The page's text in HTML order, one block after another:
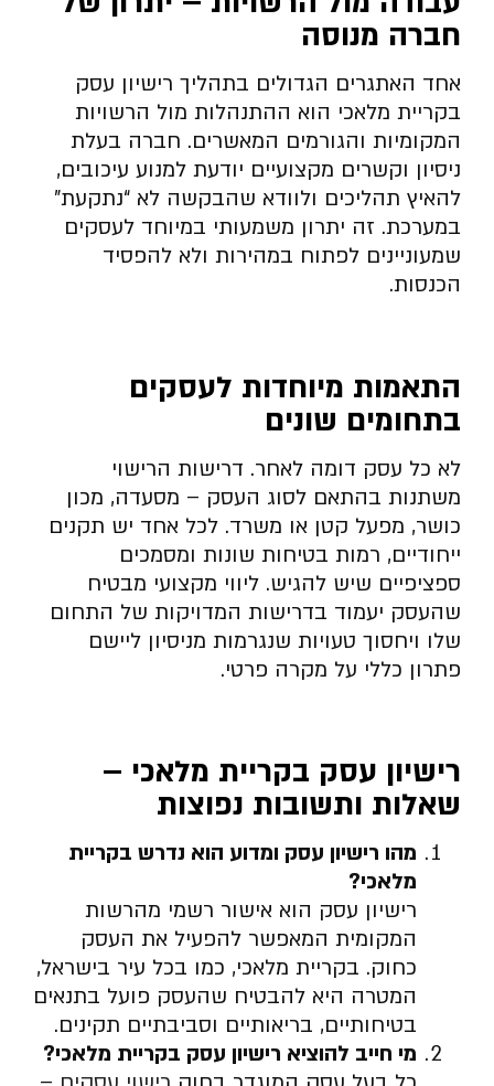
חברה מנוסה
אחד האתגרים הגדולים בתהליך רישיון עסק
בקריית מלאכי הוא ההתנהלות מול הרשויות
המקומיות והגורמים המאשרים. חברה בעלת
ניסיון וקשרים מקצועיים יודעת למנוע עיכובים,
להאיץ תהליכים ולוודא שהבקשה לא “נתקעת”
במערכת. זה יתרון משמעותי במיוחד לעסקים
שמעוניינים לפתוח במהירות ולא להפסיד
הכנסות.
התאמות מיוחדות לעסקים
בתחומים שונים
לא כל עסק דומה לאחר. דרישות הרישוי
משתנות בהתאם לסוג העסק – מסעדה, מכון
כושר, מפעל קטן או משרד. לכל אחד יש תקנים
ייחודיים, רמות בטיחות שונות ומסמכים
ספציפיים שיש להגיש. ליווי מקצועי מבטיח
שהעסק יעמוד בדרישות המדויקות של התחום
שלו ויחסוך טעויות שנגרמות מניסיון ליישם
פתרון כללי על מקרה פרטי.
רישיון עסק בקריית מלאכי –
שאלות ותשובות נפוצות
מהו רישיון עסק ומדוע הוא נדרש בקריית
מלאכי?
רישיון עסק הוא אישור רשמי מהרשות
המקומית המאפשר להפעיל את העסק
כחוק. בקריית מלאכי, כמו בכל עיר בישראל,
המטרה היא להבטיח שהעסק פועל בתנאים
בטיחותיים, בריאותיים וסביבתיים תקינים.
מי חייב להוציא רישיון עסק בקריית מלאכי?